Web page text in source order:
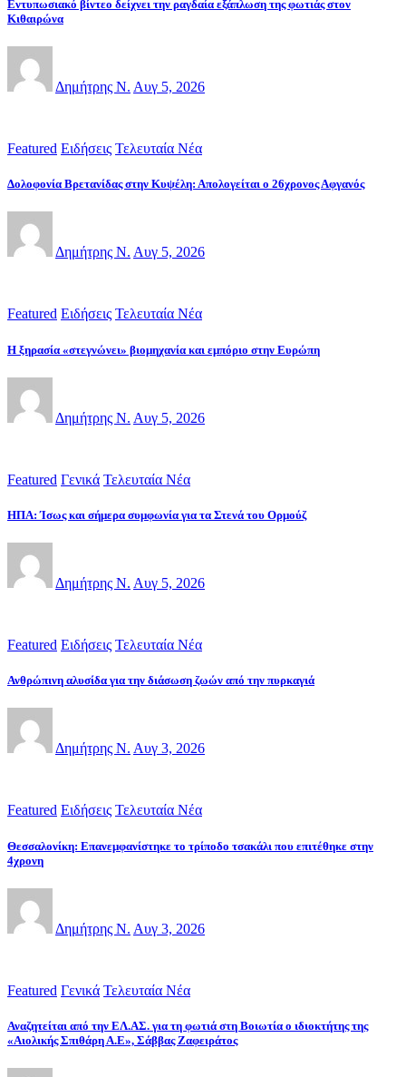
Εντυπωσιακό βίντεο δείχνει την ραγδαία εξάπλωση της φωτιάς στον
Κιθαιρώνα
Δημήτρης Ν. Αυγ 5, 2026
Featured Ειδήσεις Τελευταία Νέα
Δολοφονία Βρετανίδας στην Κυψέλη: Απολογείται ο 26χρονος Αφγανός
Δημήτρης Ν. Αυγ 5, 2026
Featured Ειδήσεις Τελευταία Νέα
Η ξηρασία «στεγνώνει» βιομηχανία και εμπόριο στην Ευρώπη
Δημήτρης Ν. Αυγ 5, 2026
Featured Γενικά Τελευταία Νέα
ΗΠΑ: Ίσως και σήμερα συμφωνία για τα Στενά του Ορμούζ
Δημήτρης Ν. Αυγ 5, 2026
Featured Ειδήσεις Τελευταία Νέα
Ανθρώπινη αλυσίδα για την διάσωση ζωών από την πυρκαγιά
Δημήτρης Ν. Αυγ 3, 2026
Featured Ειδήσεις Τελευταία Νέα
Θεσσαλονίκη: Επανεμφανίστηκε το τρίποδο τσακάλι που επιτέθηκε στην
4χρονη
Δημήτρης Ν. Αυγ 3, 2026
Featured Γενικά Τελευταία Νέα
Αναζητείται από την ΕΛ.ΑΣ. για τη φωτιά στη Βοιωτία ο ιδιοκτήτης της
«Αιολικής Σπιθάρη Α.Ε», Σάββας Ζαφειράτος